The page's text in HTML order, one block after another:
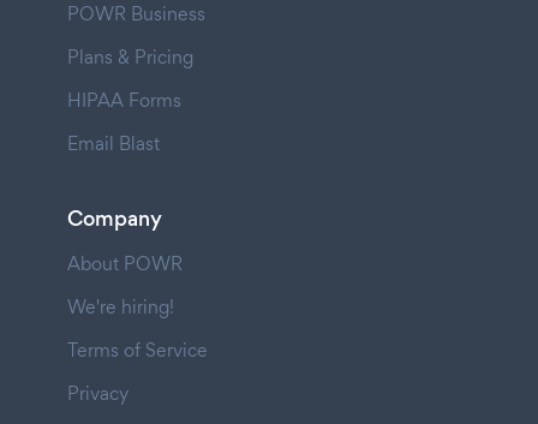
POWR Business
Plans & Pricing
HIPAA Forms
Email Blast
Company
About POWR
We're hiring!
Terms of Service
Privacy